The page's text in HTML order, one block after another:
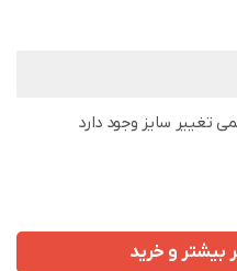
تغییر سایز وجود دارد
بیشتر و خرید